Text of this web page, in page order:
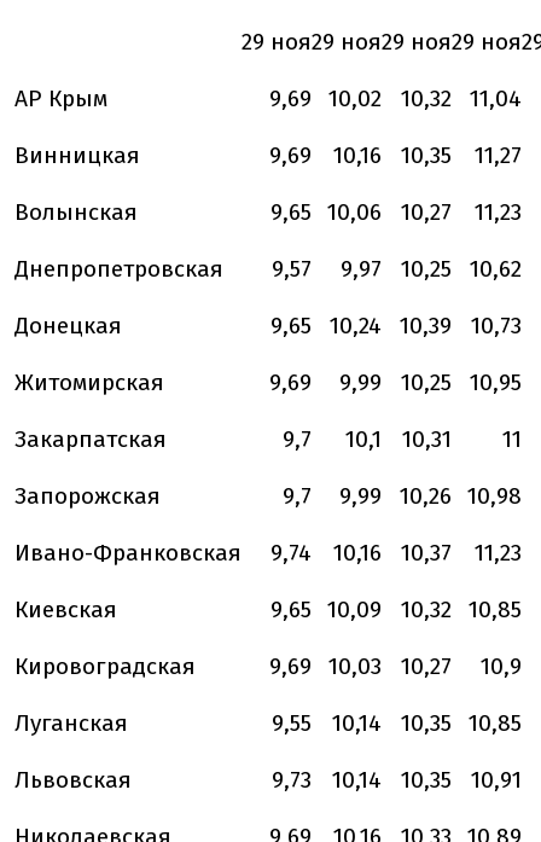
29 ноя29 ноя29 ноя29 ноя
АР Крым 9,69 10,02 10,32 11,04
Винницкая 9,69 10,16 10,35 11,27
Волынская 9,65 10,06 10,27 11,23
Днепропетровская 9,57 9,97 10,25 10,62
Донецкая 9,65 10,24 10,39 10,73
Житомирская 9,69 9,99 10,25 10,95
Закарпатская 9,7 10,1 10,31 11
Запорожская 9,7 9,99 10,26 10,98
Ивано-Франковская 9,74 10,16 10,37 11,23
Киевская 9,65 10,09 10,32 10,85
Кировоградская 9,69 10,03 10,27 10,9
Луганская 9,55 10,14 10,35 10,85
Львовская 9,73 10,14 10,35 10,91